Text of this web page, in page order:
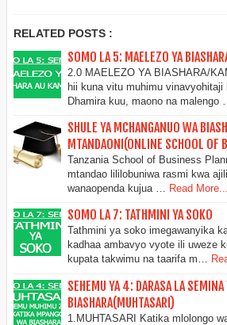
RELATED POSTS :
SOMO LA 5: MAELEZO YA
2.0 MAELEZO YA BIASHARA/
hii kuna vitu muhimu vinavyohitaji
Dhamira kuu, maono na malengo …
SHULE YA MCHANGANUO WA
MTANDAONI(ONLINE SCHOOL OF
Tanzania School of Business
mtandao lililobuniwa rasmi kwa
wanaopenda kujua … Read More...
SOMO LA 7: TATHMINI YA SOKO
Tathmini ya soko imegawanyika
kadhaa ambavyo vyote ili uweze
kupata takwimu na taarifa m…
SEHEMU YA 4: DARASA LA
BIASHARA(MUHTASARI)
1.MUHTASARI Katika mlolongo